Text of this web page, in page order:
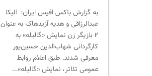
به گزارش باکس افیس ایران: الیکا
عبدالرزاقی و هدیه آزیدهاک به عنوان
۲ بازیگر زن نمایش «گالیله» به
کارگردانی شهاب‌الدین حسین‌پور
معرفی شدند. طبق اعلام روابط
عمومی تئاتر، نمایش «گالیله»...